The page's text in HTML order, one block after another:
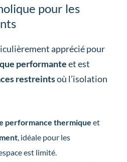
pour les
apprécié pour
performanteet est
restreintsoù l’isolation
performance thermique et
, idéale pour les
est limité.